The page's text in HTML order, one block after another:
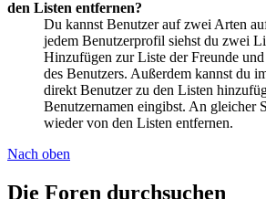
den Listen entfernen?
Du kannst Benutzer auf zwei Arten
jedem Benutzerprofil siehst du zwei
Hinzufügen zur Liste der Freunde
des Benutzers. Außerdem kannst du
direkt Benutzer zu den Listen
Benutzernamen eingibst. An gleicher
wieder von den Listen entfernen.
Nach oben
Die Foren durchsuchen